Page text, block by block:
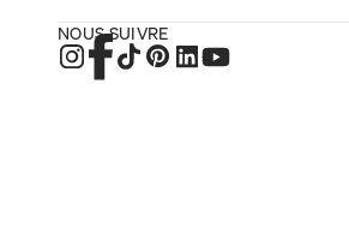
NOUS SUIVRE